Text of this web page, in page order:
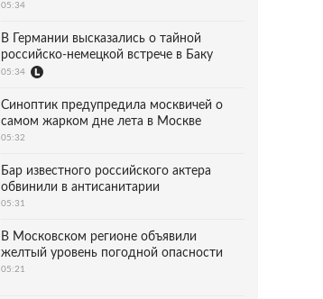
05:34
В Германии высказались о тайной
российско-немецкой встрече в Баку
05:34
Синоптик предупредила москвичей о
самом жарком дне лета в Москве
05:32
Бар известного российского актера
обвинили в антисанитарии
05:31
В Московском регионе объявили
желтый уровень погодной опасности
05:21